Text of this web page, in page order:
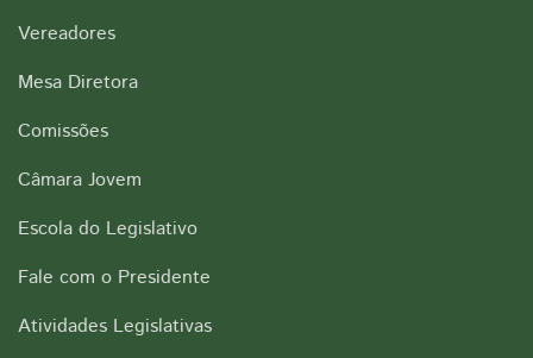
Vereadores
Mesa Diretora
Comissões
Câmara Jovem
Escola do Legislativo
Fale com o Presidente
Atividades Legislativas